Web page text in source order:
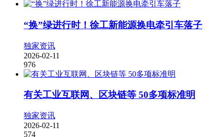
“换”绿进行时！徐工新能源换电牵引车落子
独家资讯
2026-02-11
976
有关工业互联网、区块链等 50多项标准明
独家资讯
2026-02-11
574